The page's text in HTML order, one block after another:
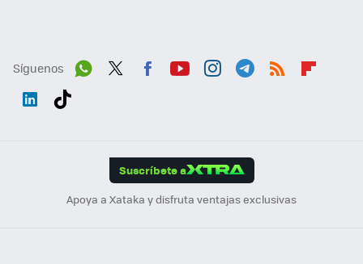
Síguenos
Suscríbete a
Apoya a Xataka y disfruta ventajas exclusivas